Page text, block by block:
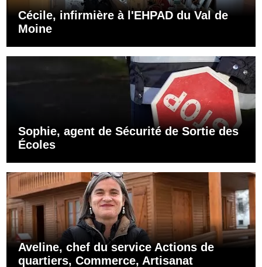
Cécile, infirmière à l'EHPAD du Val de
Moine
Sophie, agent de Sécurité de Sortie des
Écoles
Aveline, chef du service Actions de
quartiers, Commerce, Artisanat